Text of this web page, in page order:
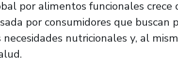
por alimentos funcionales crece
por consumidores que buscan
necesidades nutricionales y, al